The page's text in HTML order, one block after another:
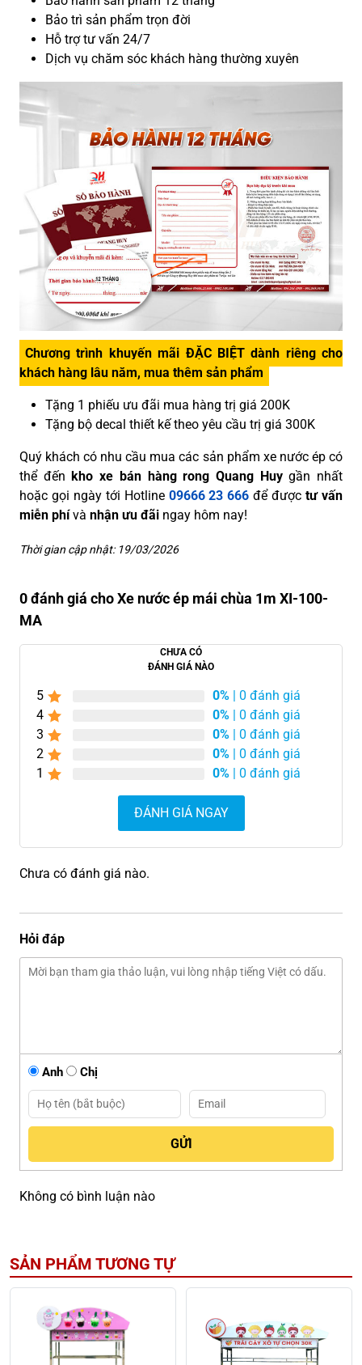
Bảo trì sản phẩm trọn đời
Hỗ trợ tư vấn 24/7
Dịch vụ chăm sóc khách hàng thường xuyên
Chương trình khuyến mãi ĐẶC BIỆT dành riêng cho
khách hàng lâu năm, mua thêm sản phẩm
Tặng 1 phiếu ưu đãi mua hàng trị giá 200K
Tặng bộ decal thiết kế theo yêu cầu trị giá 300K
Quý khách có nhu cầu mua các sản phẩm xe nước ép có
thể đếnkho xe bán hàng rong Quang Huygần nhất
hoặc gọi ngày tới Hotline 09666 23 666 để đượctư vấn
miễn phívà nhận ưu đãi ngay hôm nay!
Thời gian cập nhật: 19/03/2026
0 đánh giá cho Xe nước ép mái chùa 1m XI-100-
MA
CHƯA CÓ
ĐÁNH GIÁ NÀO
5 0% | 0 đánh giá
4
0% | 0 đánh giá
3
0% | 0 đánh giá
2
0% | 0 đánh giá
1
0% | 0 đánh giá
ĐÁNH GIÁ NGAY
Chưa có đánh giá nào.
Hỏi đáp
Anh Chị
Không có bình luận nào
SẢN PHẨM TƯƠNG TỰ